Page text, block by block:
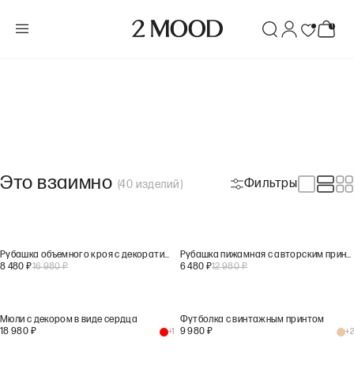
Это взаимно (40 изделий ) Фильтры
Рубашка объемного кроя с декоративной вышивкой
8 480 ₽16 980₽
Рубашка пижамная с авторским принтом
6 480 ₽12 980₽
Мюли с декором в виде сердца
18 980 ₽ +1
Футболка с винтажным принтом
9 980 ₽ +2